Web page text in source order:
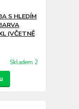
S HLEDÍM
(VČETNĚ
Skladem 2